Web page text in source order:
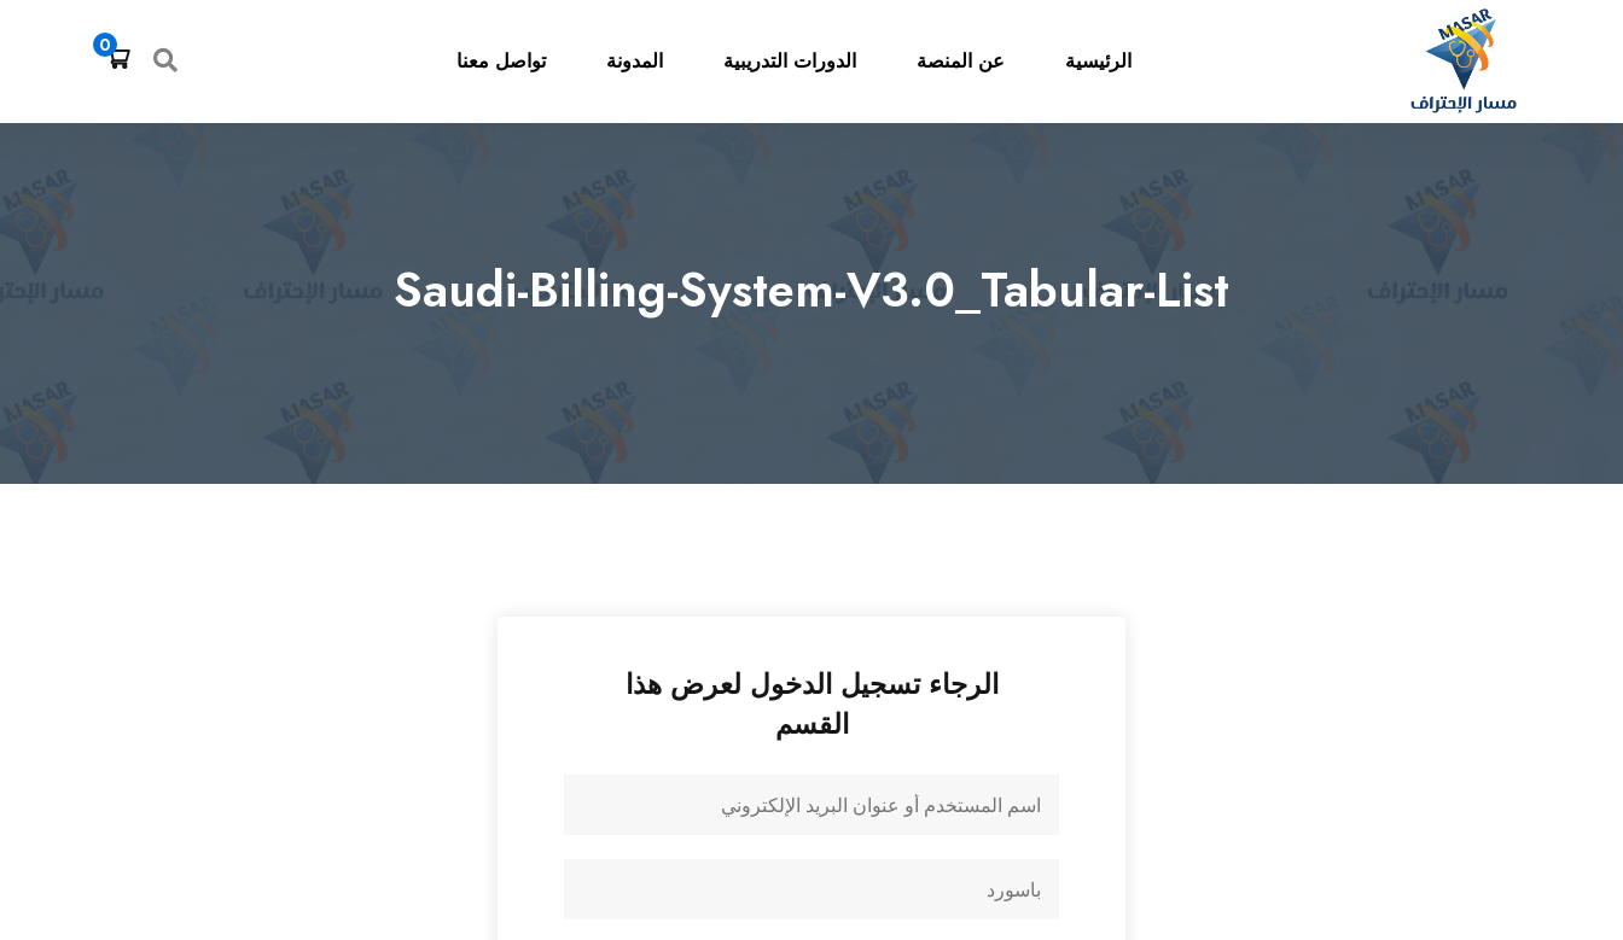
الرئيسية عن المنصة الدورات التدريبية المدونة تواصل معنا
0
Saudi-Billing-System-V3.0_Tabular-List
الرجاء تسجيل الدخول لعرض هذا
القسم